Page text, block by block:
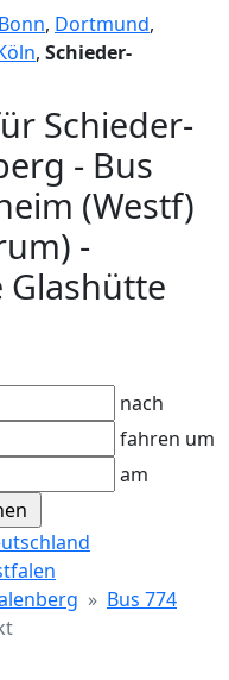
Bonn, Dortmund,
, Schieder-
Schieder-
- Bus
(Westf)
-
Glashütte
nach
fahren um
am
Bus 774